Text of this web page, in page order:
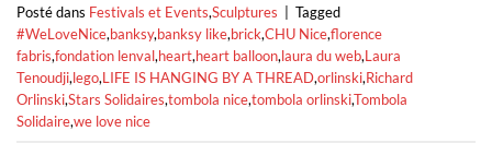
Posté dans Festivals et Events,Sculptures
Tagged
#WeLoveNice,banksy,banksy like,brick,CHU Nice,florence
fabris,fondation lenval,heart,heart balloon,laura du web,Laura
Tenoudji,lego,LIFE IS HANGING BY A THREAD,orlinski,Richard
Orlinski,Stars Solidaires,tombola nice,tombola orlinski,Tombola
Solidaire,we love nice